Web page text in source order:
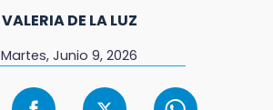
VALERIA DE LA LUZ
Martes, Junio 9, 2026